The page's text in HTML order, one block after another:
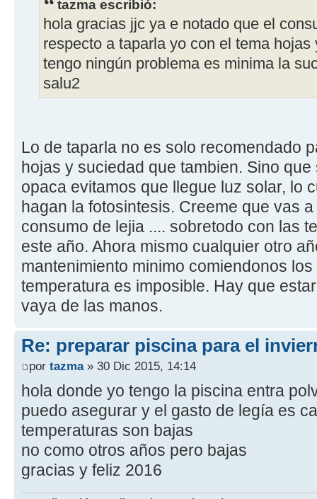
tazma escribió:
hola gracias jjc ya e notado que el
respecto a taparla yo con el tema
tengo ningún problema es minima la
salu2
Lo de taparla no es solo recomendado
hojas y suciedad que tambien. Sino
opaca evitamos que llegue luz solar, lo
hagan la fotosintesis. Creeme que vas
consumo de lejia .... sobretodo con las
este año. Ahora mismo cualquier otro
mantenimiento minimo comiendonos
temperatura es imposible. Hay que
vaya de las manos.
Re: preparar piscina para el
por tazma» 30 Dic 2015, 14:14
hola donde yo tengo la piscina entra
puedo asegurar y el gasto de legía es
temperaturas son bajas
no como otros años pero bajas
gracias y feliz 2016